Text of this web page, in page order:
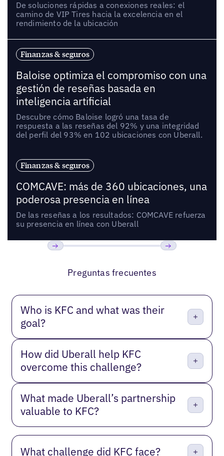
De soluciones rápidas a conexiones reales: el
camino de VIP Tires hacia la excelencia en el
rendimiento de la ubicación
Finanzas & seguros
Baloise optimiza el compromiso con una
gestión de reseñas basada en
inteligencia artificial
Descubre cómo Baloise logró una tasa de
respuesta a las reseñas del 92% y una integridad
del perfil del 93% en 102 ubicaciones con Uberall.
Finanzas & seguros
COMCAVE: más de 360 ubicaciones, una
poderosa presencia en línea
De las reseñas a los resultados: COMCAVE refuerza
su presencia en línea con Uberall
Preguntas frecuentes
Who is KFC and what was their
goal?
How did Uberall help KFC
overcome this challenge?
What made Uberall’s partnership
valuable to KFC?
What challenge did KFC face?